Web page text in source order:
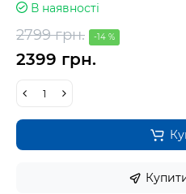
В наявності
2799 грн. -14 %
2399 грн.